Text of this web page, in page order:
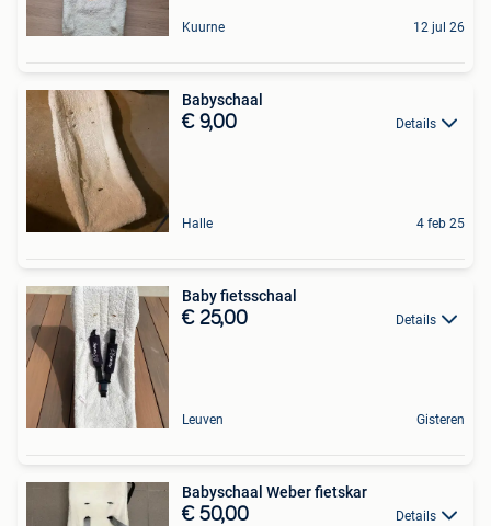
Kuurne 12 jul 26
Babyschaal
€ 9,00 Details
Halle 4 feb 25
Baby fietsschaal
€ 25,00 Details
Leuven Gisteren
Babyschaal Weber fietskar
€ 50,00 Details